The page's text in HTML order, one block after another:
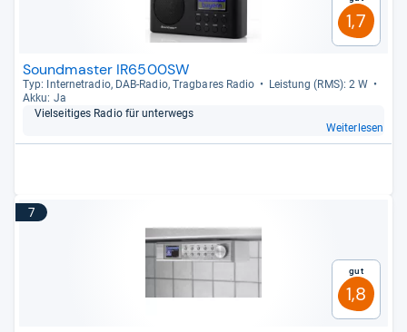
1,7
Soundmaster IR6500SW
Typ: Inter­ne­tra­dio, DAB-​Radio, Trag­ba­res Radio
Leis­tung (RMS): 2 W
Akku: Ja
Viel­sei­ti­ges Radio für unter­wegs
Weiterlesen
7
Gut
1,8